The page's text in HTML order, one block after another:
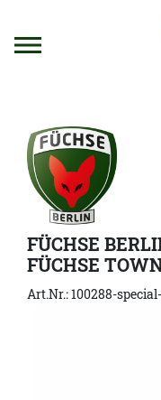
FÜCHSE
FÜCHSE
Art.Nr.: 100288-special-